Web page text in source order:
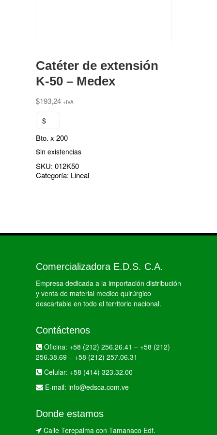
Catéter de extensión
K-50 – Medex
$193,24 +IVA
$
Bto. x 200
Sin existencias
SKU: 012K50
Categoría: Lineal
Comercializadora E.D.S. C.A.
Empresa dedicada a la importación distribución
y venta de material medico quirúrgico
descartable en todo el territorio nacional.
Contáctenos
Oficina: +58 (212) 256.26.41 – +58 (212)
256.38.69 – +58 (212) 257.06.31
Celular: +58 (414) 323.32.00
E-mail: info@edsca.com.ve
Donde estamos
Calle Terepaima con Tamanaco Edf.